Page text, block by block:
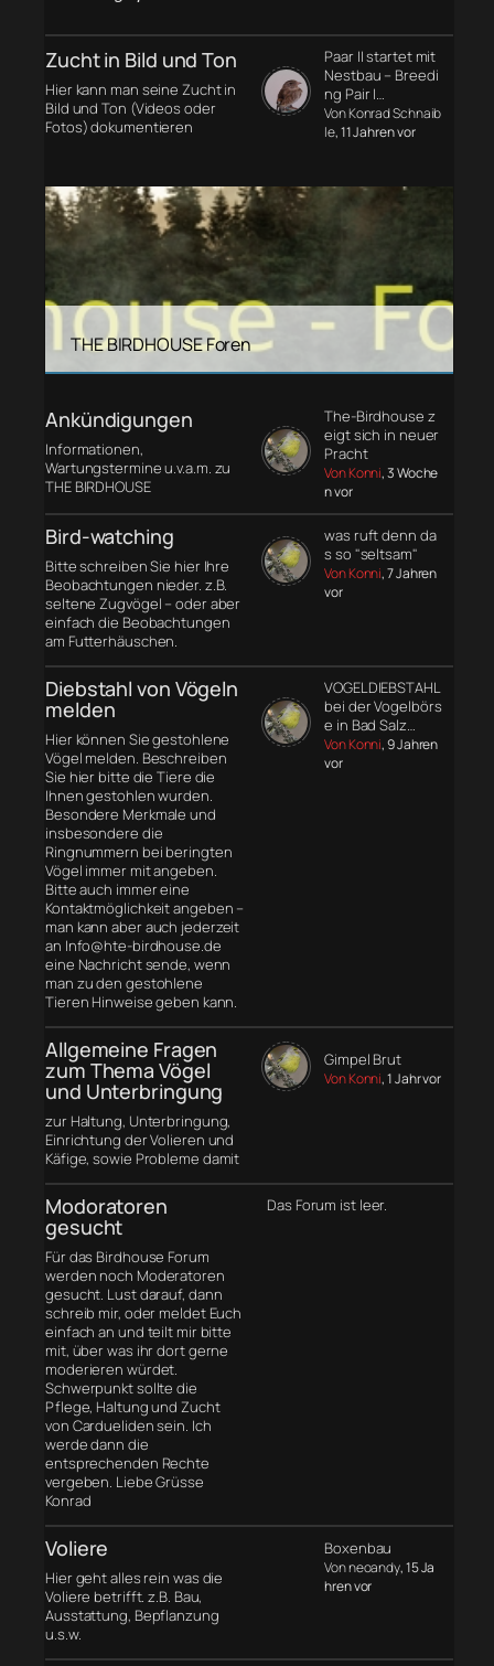
Zucht in Bild und Ton
Hier kann man seine Zucht in
Bild und Ton (Videos oder
Fotos) dokumentieren
Paar II startet mit
Nestbau – Breedi
ng Pair I…
Von Konrad Schnaib
le, 11 Jahren vor
THE BIRDHOUSE Foren
Ankündigungen
Informationen,
Wartungstermine u.v.a.m. zu
THE BIRDHOUSE
The-Birdhouse z
eigt sich in neuer
Pracht
Von Konni, 3 Woche
n vor
Bird-watching
Bitte schreiben Sie hier Ihre
Beobachtungen nieder. z.B.
seltene Zugvögel – oder aber
einfach die Beobachtungen
am Futterhäuschen.
was ruft denn da
s so "seltsam"
Von Konni, 7 Jahren
vor
Diebstahl von Vögeln
melden
Hier können Sie gestohlene
Vögel melden. Beschreiben
Sie hier bitte die Tiere die
Ihnen gestohlen wurden.
Besondere Merkmale und
insbesondere die
Ringnummern bei beringten
Vögel immer mit angeben.
Bitte auch immer eine
Kontaktmöglichkeit angeben –
man kann aber auch jederzeit
an Info@hte-birdhouse.de
eine Nachricht sende, wenn
man zu den gestohlene
Tieren Hinweise geben kann.
VOGELDIEBSTAHL
bei der Vogelbörs
e in Bad Salz…
Von Konni, 9 Jahren
vor
Allgemeine Fragen
zum Thema Vögel
und Unterbringung
zur Haltung, Unterbringung,
Einrichtung der Volieren und
Käfige, sowie Probleme damit
Gimpel Brut
Von Konni, 1 Jahr vor
Modoratoren
gesucht
Für das Birdhouse Forum
werden noch Moderatoren
gesucht. Lust darauf, dann
schreib mir, oder meldet Euch
einfach an und teilt mir bitte
mit, über was ihr dort gerne
moderieren würdet.
Schwerpunkt sollte die
Pflege, Haltung und Zucht
von Cardueliden sein. Ich
werde dann die
entsprechenden Rechte
vergeben. Liebe Grüsse
Konrad
Das Forum ist leer.
Voliere
Hier geht alles rein was die
Voliere betrifft. z.B. Bau,
Ausstattung, Bepflanzung
u.s.w.
Boxenbau
Von neoandy, 15 Ja
hren vor